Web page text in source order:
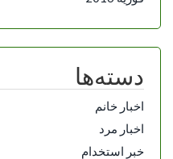
دسته‌ها
اخبار خانم
اخبار مرد
خبر استخدام